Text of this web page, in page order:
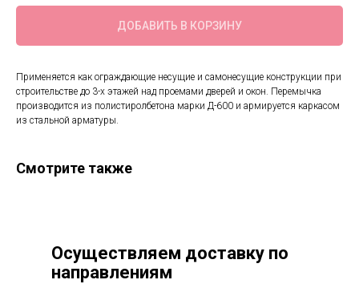
ДОБАВИТЬ В КОРЗИНУ
Применяется как ограждающие несущие и самонесущие конструкции при
строительстве до 3-х этажей над проемами дверей и окон. Перемычка
производится из полистиролбетона марки Д-600 и армируется каркасом
из стальной арматуры.
Смотрите также
Осуществляем доставку по
направлениям